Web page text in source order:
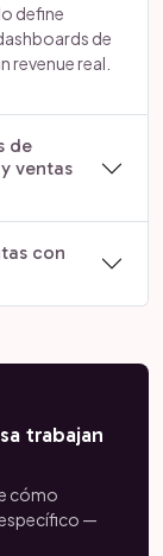
define
de
revenue real.
de
ventas
con
trabajan
cómo
—